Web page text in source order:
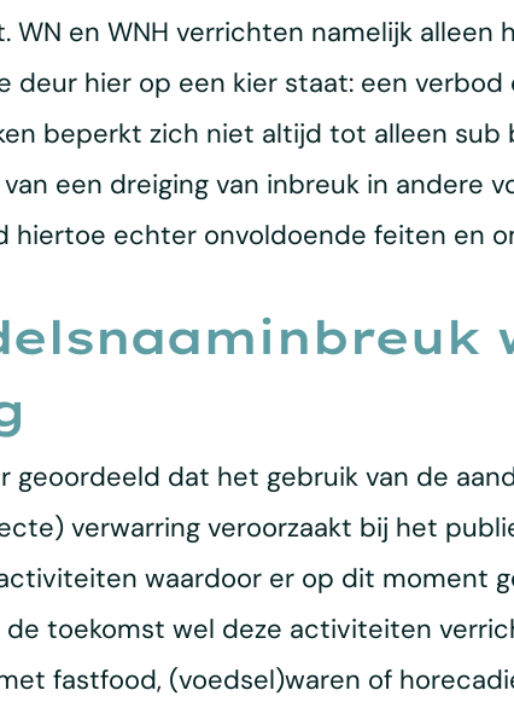
WN en WNH verrichten namelijk
hier op een kier staat: een verbod
beperkt zich niet altijd tot alleen
een dreiging van inbreuk in andere
hiertoe echter onvoldoende feiten en
dat het gebruik van de
verwarring veroorzaakt bij het
waardoor er op dit moment
de toekomst wel deze activiteiten
fastfood, (voedsel)waren of